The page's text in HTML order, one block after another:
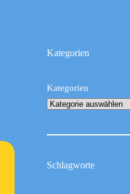
Kategorien
Kategorien
Schlagworte